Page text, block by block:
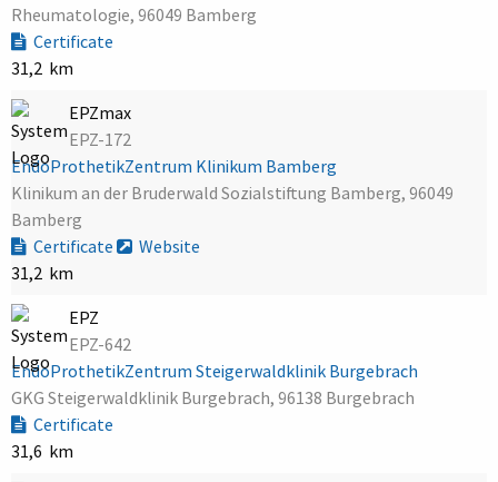
Rheumatologie, 96049 Bamberg
Certificate
31,2 km
EPZmax
EPZ-172
EndoProthetikZentrum Klinikum Bamberg
Klinikum an der Bruderwald Sozialstiftung Bamberg, 96049
Bamberg
Certificate
Website
31,2 km
EPZ
EPZ-642
EndoProthetikZentrum Steigerwaldklinik Burgebrach
GKG Steigerwaldklinik Burgebrach, 96138 Burgebrach
Certificate
31,6 km